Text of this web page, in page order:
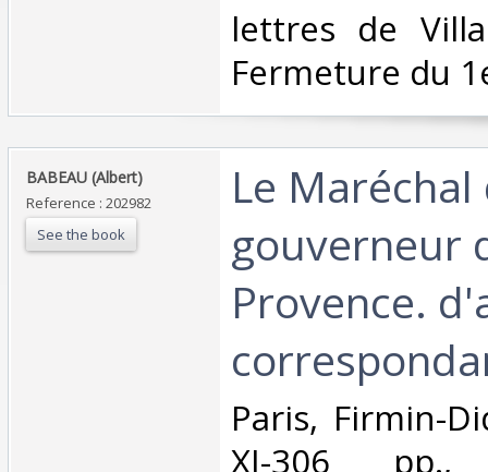
lettres de
Fermeture du
‎BABEAU (Albert)‎
Reference : 202982
See the book
‎Le
gouverneur
Provence.
‎Paris, Firmin-
XI-306 pp.,